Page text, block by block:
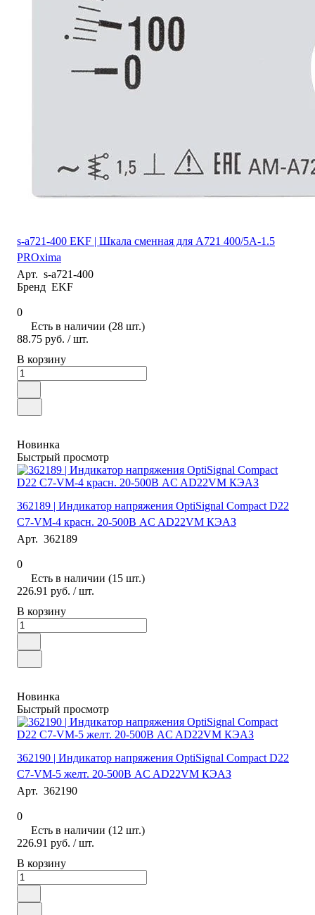
s-a721-400 EKF | Шкала сменная для A721 400/5А-1.5
PROxima
Арт. s-a721-400
Бренд EKF
0
Есть в наличии (28 шт.)
88.75 руб. / шт.
В корзину
Новинка
Быстрый просмотр
362189 | Индикатор напряжения OptiSignal Compact D22
С7-VM-4 красн. 20-500В AC AD22VM КЭАЗ
Арт. 362189
0
Есть в наличии (15 шт.)
226.91 руб. / шт.
В корзину
Новинка
Быстрый просмотр
362190 | Индикатор напряжения OptiSignal Compact D22
С7-VM-5 желт. 20-500В AC AD22VM КЭАЗ
Арт. 362190
0
Есть в наличии (12 шт.)
226.91 руб. / шт.
В корзину